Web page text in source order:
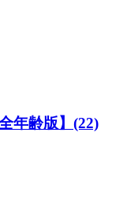
年齢版】(22)